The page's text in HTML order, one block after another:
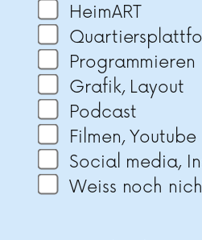
HeimART
Programmieren
Grafik, Layout
Podcast
Filmen, Youtube
Social media,
Weiss noch